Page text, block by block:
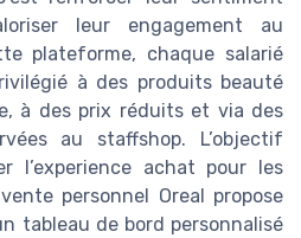
leur engagement au
plateforme, chaque salarié
à des produits beauté
à des prix réduits et via des
au staffshop. L’objectif
l’experience achat pour les
personnel Oreal propose
tableau de bord personnalisé